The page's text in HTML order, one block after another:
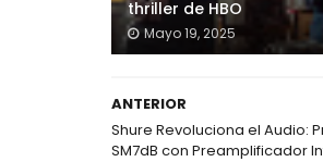
thriller de HBO
Mayo 19, 2025
ANTERIOR
Shure Revoluciona el Audio:
SM7dB con Preamplificador